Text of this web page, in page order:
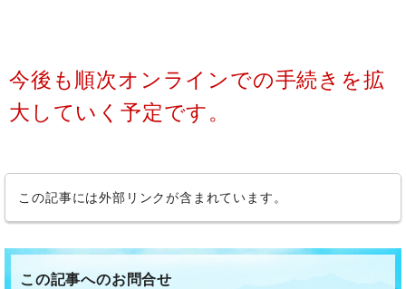
今後も順次オンラインでの手続きを拡
大していく予定です。
この記事には外部リンクが含まれています。
この記事へのお問合せ